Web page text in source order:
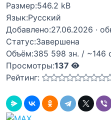
Размер:546.2 kB
Язык:Русский
Добавлено:27.06.2026 ·
Статус:Завершена
Объём:385 598 зн. / ~146
Просмотры:137
Рейтинг: